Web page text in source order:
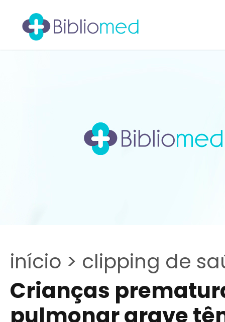
início > clipping de
Crianças
pulmonar grave